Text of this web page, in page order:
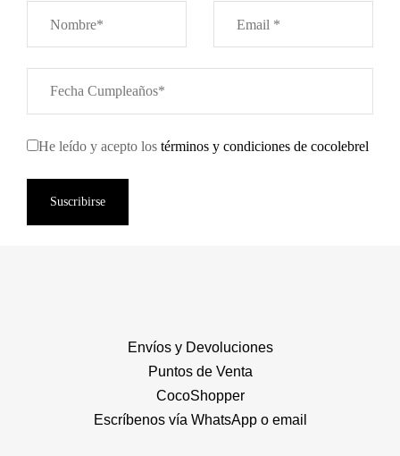
He leído y acepto los términos y condiciones de cocolebrel
Suscribirse
Envíos y Devoluciones
Puntos de Venta
CocoShopper
Escríbenos vía WhatsApp o email